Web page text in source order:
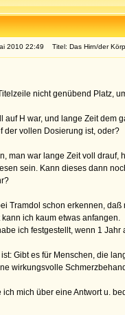
2010 22:49 Titel: Das Hirn/der
nicht genübend Platz,
auf H war, und lange Zeit dem
der vollen Dosierung ist, oder?
man war lange Zeit voll drauf,
sein. Kann dieses dann
Tramdol schon erkennen,
ich kaum etwas anfangen.
ich festgestellt, wenn 1
Gibt es für Menschen, die
wirkungsvolle
ich mich über eine Antwort u.